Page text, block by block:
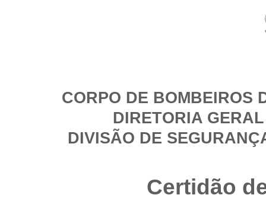
CORPO DE BOMBEIROS
DIRETORIA
DIVISÃO DE
Certidão